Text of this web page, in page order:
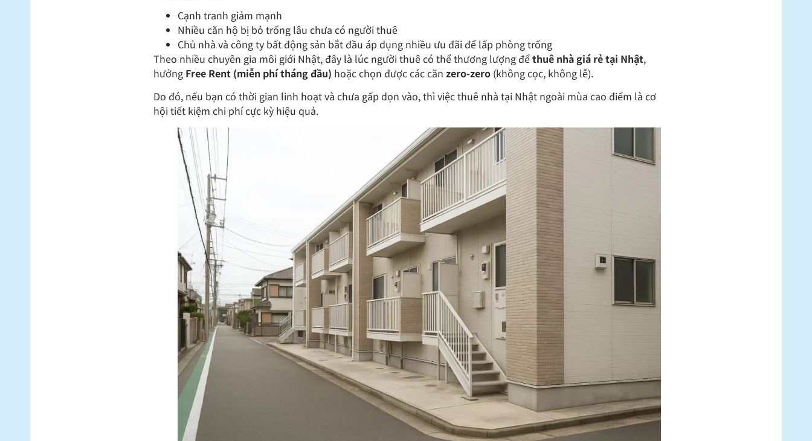
Cạnh tranh giảm mạnh
Nhiều căn hộ bị bỏ trống lâu chưa có người thuê
Chủ nhà và công ty bất động sản bắt đầu áp dụng nhiều ưu đãi để lấp phòng trống
Theo nhiều chuyên gia môi giới Nhật, đây là lúc người thuê có thể thương lượng đểthuê nhà giá rẻ tại Nhật,
hưởng Free Rent (miễn phí tháng đầu) hoặc chọn được các cănzero-zero (không cọc, không lễ).
Do đó, nếu bạn có thời gian linh hoạt và chưa gấp dọn vào, thì việc thuê nhà tại Nhật ngoài mùa cao điểm là cơ
hội tiết kiệm chi phí cực kỳ hiệu quả.